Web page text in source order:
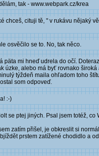
tak - www.webpark.cz/krea
chceš, cituji tě, " v rukávu nějaký
osvěčilo se to. No, tak něco.
päta mi hneď udrela do očí.
úzke, alebo má byť rovnako
týždeň maila ohľadom toho
som odpoveď.
:-)
se ptej jiných. Psal jsem totéž, co
zatím přišel, je obkreslit si
prstem zatížené chodidlo a